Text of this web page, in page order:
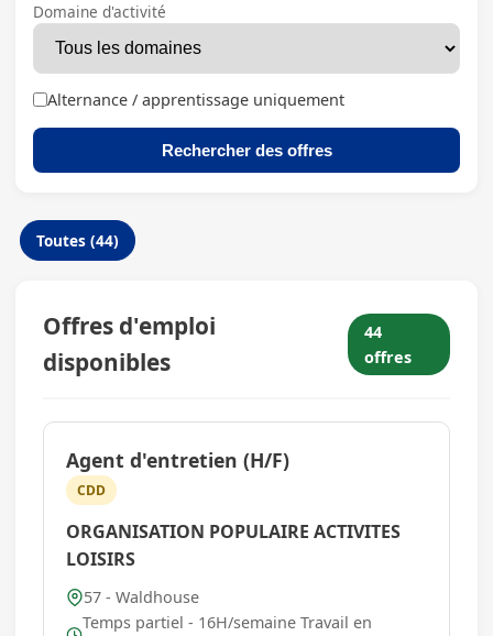
Domaine d'activité
Alternance / apprentissage uniquement
Rechercher des offres
Toutes (44)
Offres d'emploi
disponibles
44
offres
Agent d'entretien (H/F)
CDD
ORGANISATION POPULAIRE ACTIVITES
LOISIRS
57 - Waldhouse
Temps partiel - 16H/semaine Travail en